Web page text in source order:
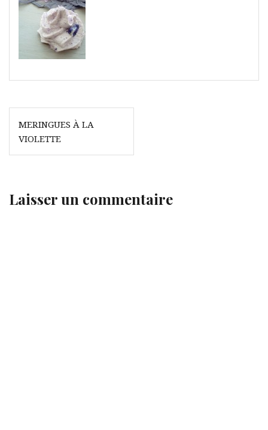
Navigation
de
l’article
MERINGUES À LA
VIOLETTE
Laisser un commentaire